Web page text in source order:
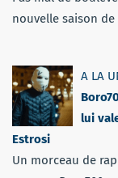
nouvelle saison de
A LA
lui
Estrosi
Un morceau de